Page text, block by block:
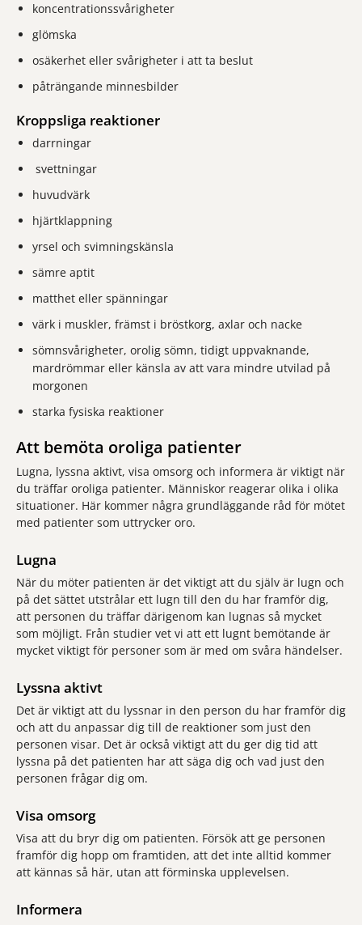
koncentrationssvårigheter
glömska
osäkerhet eller svårigheter i att ta beslut
påträngande minnesbilder
Kroppsliga reaktioner
darrningar
svettningar
huvudvärk
hjärtklappning
yrsel och svimningskänsla
sämre aptit
matthet eller spänningar
värk i muskler, främst i bröstkorg, axlar och nacke
sömnsvårigheter, orolig sömn, tidigt uppvaknande,
mardrömmar eller känsla av att vara mindre utvilad på
morgonen
starka fysiska reaktioner
Att bemöta oroliga patienter
Lugna, lyssna aktivt, visa omsorg och informera är viktigt när
du träffar oroliga patienter. Människor reagerar olika i olika
situationer. Här kommer några grundläggande råd för mötet
med patienter som uttrycker oro.
Lugna
När du möter patienten är det viktigt att du själv är lugn och
på det sättet utstrålar ett lugn till den du har framför dig,
att personen du träffar därigenom kan lugnas så mycket
som möjligt. Från studier vet vi att ett lugnt bemötande är
mycket viktigt för personer som är med om svåra händelser.
Lyssna aktivt
Det är viktigt att du lyssnar in den person du har framför dig
och att du anpassar dig till de reaktioner som just den
personen visar. Det är också viktigt att du ger dig tid att
lyssna på det patienten har att säga dig och vad just den
personen frågar dig om.
Visa omsorg
Visa att du bryr dig om patienten. Försök att ge personen
framför dig hopp om framtiden, att det inte alltid kommer
att kännas så här, utan att förminska upplevelsen.
Informera